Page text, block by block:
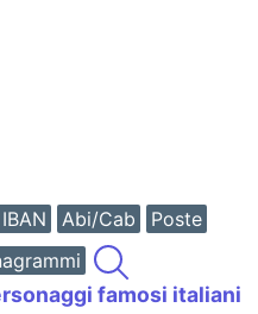
Abi/Cab
Poste
famosi italiani